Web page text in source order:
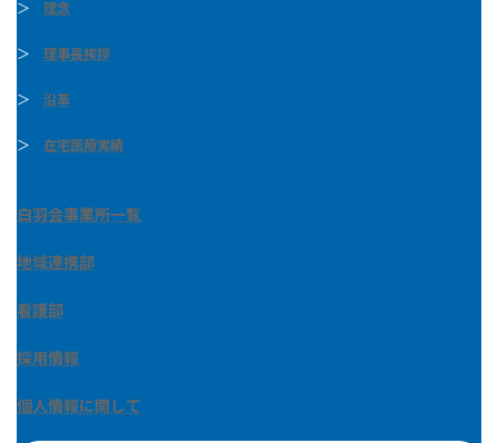
＞ 理念
＞ 理事長挨拶
＞ 沿革
＞ 在宅医療実績
白羽会事業所一覧
地域連携部
看護部
採用情報
個人情報に関して